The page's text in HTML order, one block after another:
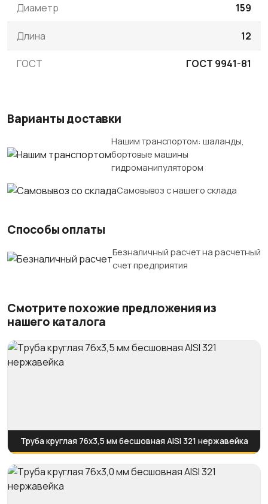
Диаметр 159
Длина 12
ГОСТ ГОСТ 9941-81
Варианты доставки
Нашим транспортом: шаланды,
бортовые машины
гидроманипулятором
Самовывоз с нашего склада
Способы оплаты
Безналичный расчет на расчетный
счет предприятия
Смотрите похожие предложения из
нашего каталога
Труба круглая 76х3,5 мм бесшовная AISI 321 нержавейка